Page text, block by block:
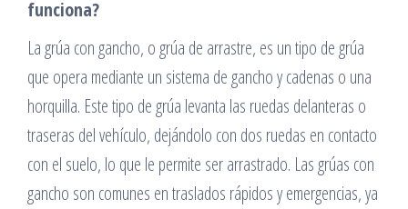
funciona?
La grúa con gancho, o grúa de arrastre, es un tipo de grúa
que opera mediante un sistema de gancho y cadenas o una
horquilla. Este tipo de grúa levanta las ruedas delanteras o
traseras del vehículo, dejándolo con dos ruedas en contacto
con el suelo, lo que le permite ser arrastrado. Las grúas con
gancho son comunes en traslados rápidos y emergencias, ya